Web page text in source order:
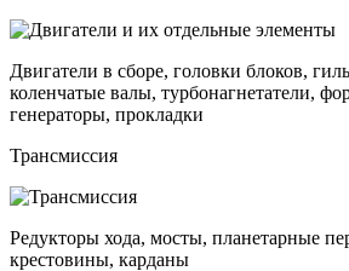
Двигатели в сборе, головки блоков,
коленчатые валы, турбонагнетатели,
генераторы, прокладки
Трансмиссия
Редукторы хода, мосты, планетарные
крестовины, карданы